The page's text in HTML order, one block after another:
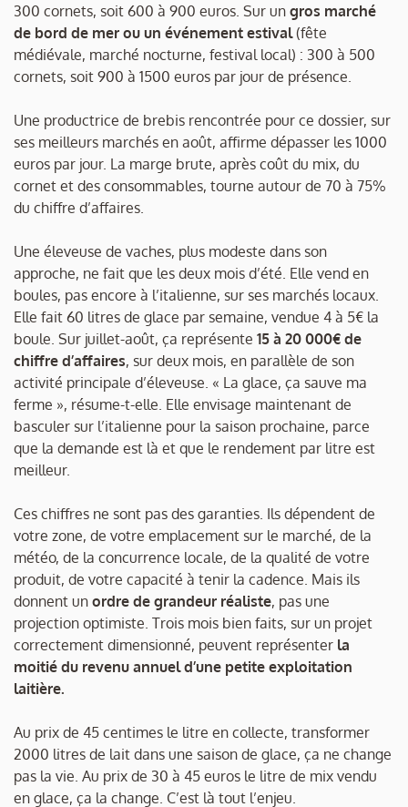
300 cornets, soit 600 à 900 euros. Sur un gros marché
de bord de mer ou un événement estival(fête
médiévale, marché nocturne, festival local) : 300 à 500
cornets, soit 900 à 1500 euros par jour de présence.
Une productrice de brebis rencontrée pour ce dossier, sur
ses meilleurs marchés en août, affirme dépasser les 1000
euros par jour. La marge brute, après coût du mix, du
cornet et des consommables, tourne autour de 70 à 75%
du chiffre d’affaires.
Une éleveuse de vaches, plus modeste dans son
approche, ne fait que les deux mois d’été. Elle vend en
boules, pas encore à l’italienne, sur ses marchés locaux.
Elle fait 60 litres de glace par semaine, vendue 4 à 5€ la
boule. Sur juillet-août, ça représente 15 à 20 000€ de
chiffre d’affaires, sur deux mois, en parallèle de son
activité principale d’éleveuse. « La glace, ça sauve ma
ferme », résume-t-elle. Elle envisage maintenant de
basculer sur l’italienne pour la saison prochaine, parce
que la demande est là et que le rendement par litre est
meilleur.
Ces chiffres ne sont pas des garanties. Ils dépendent de
votre zone, de votre emplacement sur le marché, de la
météo, de la concurrence locale, de la qualité de votre
produit, de votre capacité à tenir la cadence. Mais ils
donnent un ordre de grandeur réaliste, pas une
projection optimiste. Trois mois bien faits, sur un projet
correctement dimensionné, peuvent représenter la
moitié du revenu annuel d’une petite exploitation
laitière.
Au prix de 45 centimes le litre en collecte, transformer
2000 litres de lait dans une saison de glace, ça ne change
pas la vie. Au prix de 30 à 45 euros le litre de mix vendu
en glace, ça la change. C’est là tout l’enjeu.